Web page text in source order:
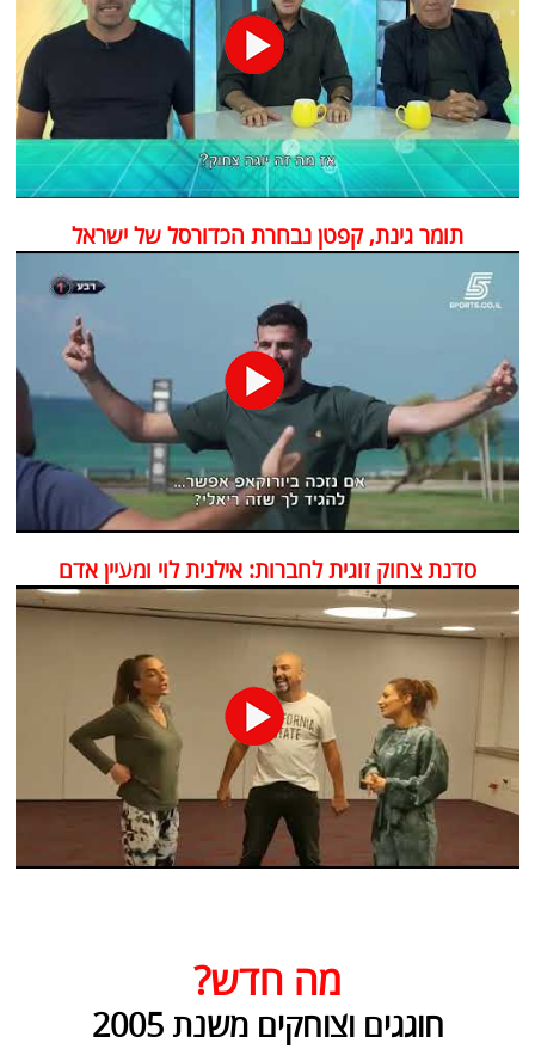
תומר גינת, קפטן נבחרת הכדורסל של ישראל
סדנת צחוק זוגית לחברות: אילנית לוי ומעיין אדם
מה חדש?
חוגגים וצוחקים משנת 2005